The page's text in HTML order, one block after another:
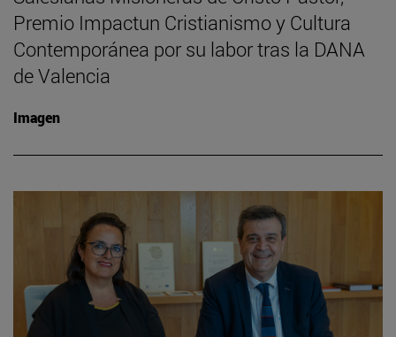
Premio Impactun Cristianismo y Cultura
Contemporánea por su labor tras la DANA
de Valencia
Imagen